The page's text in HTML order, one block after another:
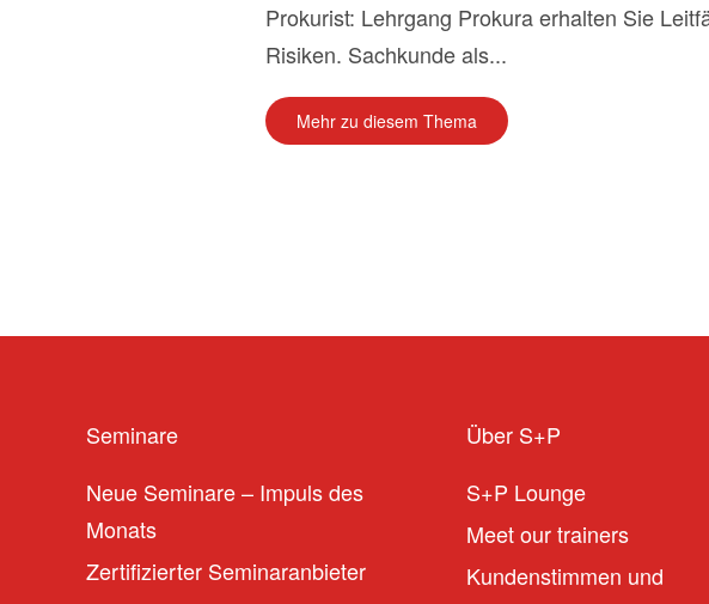
Prokurist: Lehrgang Prokura erhalten Sie
Risiken. Sachkunde als...
Mehr zu diesem Thema
Seminare
Neue Seminare – Impuls des
Monats
Zertifizierter Seminaranbieter
Über S+P
S+P Lounge
Meet our trainers
Kundenstimmen und